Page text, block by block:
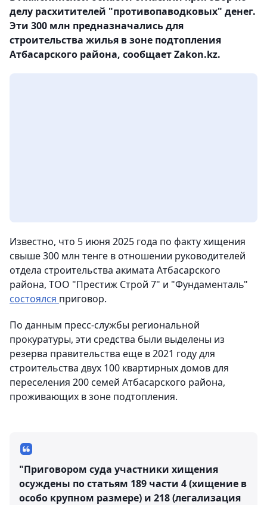
делу расхитителей "противопаводковых" денег.
Эти 300 млн предназначались для
строительства жилья в зоне подтопления
Атбасарского района, сообщает Zakon.kz.
Известно, что 5 июня 2025 года по факту хищения
свыше 300 млн тенге в отношении руководителей
отдела строительства акимата Атбасарского
района, ТОО "Престиж Строй 7" и "Фундаменталь"
состоялся приговор.
По данным пресс-службы региональной
прокуратуры, эти средства были выделены из
резерва правительства еще в 2021 году для
строительства двух 100 квартирных домов для
переселения 200 семей Атбасарского района,
проживающих в зоне подтопления.
"Приговором суда участники хищения
осуждены по статьям 189 части 4 (хищение в
особо крупном размере) и 218 (легализация